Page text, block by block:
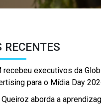
RECENTES
recebeu executivos da
para o Mídia Day
aborda a